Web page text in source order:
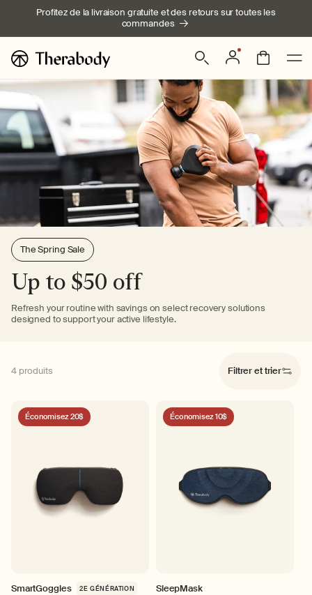
passer au
Profitez de la livraison gratuite et des retours sur toutes les
commandes
Connexion Panier
The Spring Sale
Up to $50 off
Refresh your routine with savings on select recovery solutions
designed to support your active lifestyle.
4 produits Filtrer et trier
Économisez 20$
SmartGoggles 2E GÉNÉRATION
Économisez 10$
SleepMask